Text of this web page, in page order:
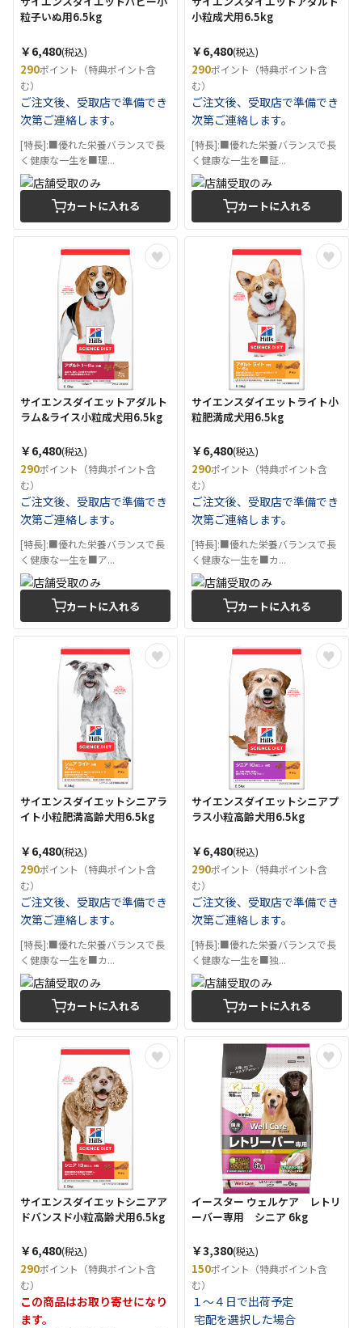
粒子いぬ用6.5kg
￥6,480(税込)
290ポイント（特典ポイント含
む）
ご注文後、受取店で準備でき
次第ご連絡します。
[特長]:■優れた栄養バランスで長
く健康な一生を■理...
カートに入れる
小粒成犬用6.5kg
￥6,480(税込)
290ポイント（特典ポイント含
む）
ご注文後、受取店で準備でき
次第ご連絡します。
[特長]:■優れた栄養バランスで長
く健康な一生を■証...
カートに入れる
サイエンスダイエットアダルト
ラム&ライス小粒成犬用6.5kg
￥6,480(税込)
290ポイント（特典ポイント含
む）
ご注文後、受取店で準備でき
次第ご連絡します。
[特長]:■優れた栄養バランスで長
く健康な一生を■ア...
カートに入れる
サイエンスダイエットライト小
粒肥満成犬用6.5kg
￥6,480(税込)
290ポイント（特典ポイント含
む）
ご注文後、受取店で準備でき
次第ご連絡します。
[特長]:■優れた栄養バランスで長
く健康な一生を■カ...
カートに入れる
サイエンスダイエットシニアラ
イト小粒肥満高齢犬用6.5kg
￥6,480(税込)
290ポイント（特典ポイント含
む）
ご注文後、受取店で準備でき
次第ご連絡します。
[特長]:■優れた栄養バランスで長
く健康な一生を■カ...
カートに入れる
サイエンスダイエットシニアプ
ラス小粒高齢犬用6.5kg
￥6,480(税込)
290ポイント（特典ポイント含
む）
ご注文後、受取店で準備でき
次第ご連絡します。
[特長]:■優れた栄養バランスで長
く健康な一生を■独...
カートに入れる
サイエンスダイエットシニアア
ドバンスド小粒高齢犬用6.5kg
￥6,480(税込)
290ポイント（特典ポイント含
む）
この商品はお取り寄せになり
ます。
イースター ウェルケア レトリ
ーバー専用 シニア 6kg
￥3,380(税込)
150ポイント（特典ポイント含
む）
１～４日で出荷予定
宅配を選択した場合